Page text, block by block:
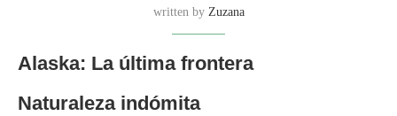
written by Zuzana
Alaska: La última frontera
Naturaleza indómita